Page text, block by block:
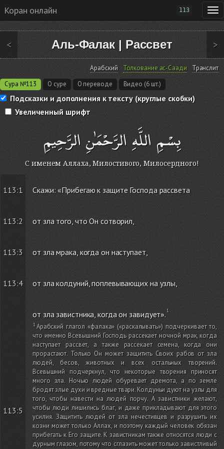
Коран онлайн 113
< Аль-Фалак| Рассвет >
Сура №113 О суре О переводе Видео (6 шт.)
Арабский Толкование ас-Саади Транслит
Подсказки и дополнения к тексту (круглые скобки)
Увеличенный шрифт
بِسْمِ اللَّهِ الرَّحْمَٰنِ الرَّحِيمِ
С именем Аллаха, Милостивого, Милосердного!
113:1 Скажи: «Прибегаю к защите Господа рассвета
113:2 от зла того, что Он сотворил,
113:3 от зла мрака, когда он наступает,
113:4 от зла колдуний, поплевывающих на узлы,
113:5
от зла завистника, когда он завидует».
Арабский глагол «фалака» («раскалывать»)подчеркивает то,
что именно Всевышний Господь рассекает ночной мрак, когда
наступает рассвет, а также рассекает семена, когда они
прорастают. Только Он может защитить Своих рабов от зла
людей, бесов, животных и всех остальных творений.
Всевышний подчеркнул, что некоторые творения приносят
много зла. Ночью людей обуревает дремота, а по земле
бродят злые духи и вредные твари. Колдуньи дуют на узлы для
того, чтобы навести на людей порчу. А завистники желают,
чтобы люди лишились благ, и даже прикладывают для этого
усилия. Защитить людей от зла нечестивцев и разрушить их
козни может только Аллах, и поэтому каждый человек обязан
прибегать к Его защите. К завистникам также относятся люди с
дурным глазом, потому что сглазить может только завистливый